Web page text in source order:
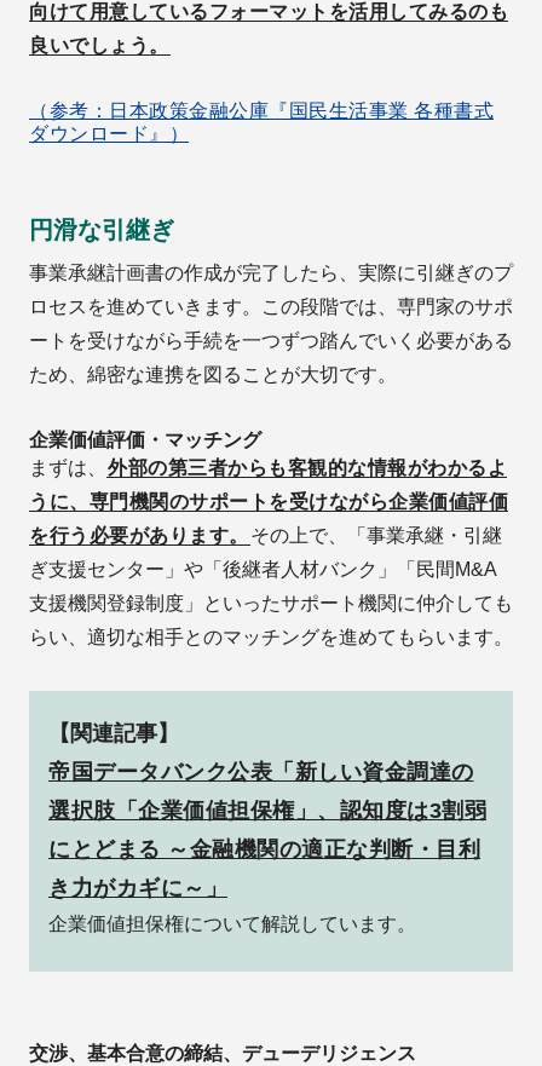
向けて用意しているフォーマットを活用してみるのも
良いでしょう。
（参考：日本政策金融公庫『国民生活事業 各種書式
ダウンロード』）
円滑な引継ぎ
事業承継計画書の作成が完了したら、実際に引継ぎのプ
ロセスを進めていきます。この段階では、専門家のサポ
ートを受けながら手続を一つずつ踏んでいく必要がある
ため、綿密な連携を図ることが大切です。
企業価値評価・マッチング
まずは、 外部の第三者からも客観的な情報がわかるよ
うに、専門機関のサポートを受けながら企業価値評価
を行う必要があります。
その上で、「事業承継・引継
ぎ支援センター」や「後継者人材バンク」「民間M&A
支援機関登録制度」といったサポート機関に仲介しても
らい、適切な相手とのマッチングを進めてもらいます。
【関連記事】
帝国データバンク公表「新しい資金調達の
選択肢「企業価値担保権」、認知度は3割弱
にとどまる ～金融機関の適正な判断・目利
き力がカギに～」
企業価値担保権について解説しています。
交渉、基本合意の締結、デューデリジェンス